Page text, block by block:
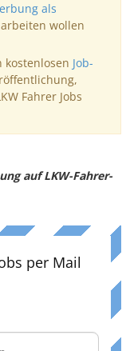
als
wollen
kostenlosen Job-
Fahrer Jobs
auf LKW-Fahrer-
per Mail